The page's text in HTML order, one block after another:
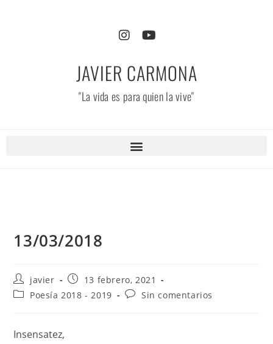
JAVIER CARMONA
"La vida es para quien la vive"
13/03/2018
javier
13 febrero, 2021
Poesía 2018 - 2019
Sin comentarios
Insensatez,